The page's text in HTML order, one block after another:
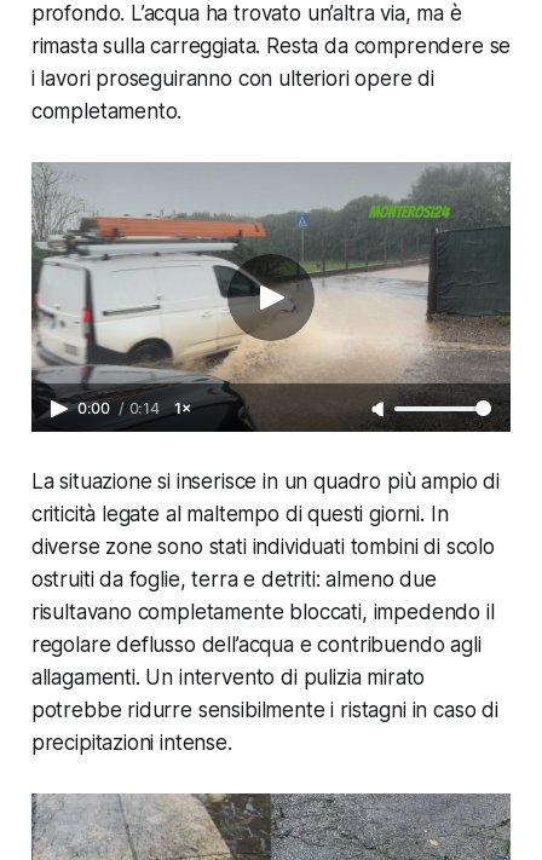
profondo. L’acqua ha trovato un’altra via, ma è
rimasta sulla carreggiata. Resta da comprendere se
i lavori proseguiranno con ulteriori opere di
completamento.
0:00 / 0:14 1×
La situazione si inserisce in un quadro più ampio di
criticità legate al maltempo di questi giorni. In
diverse zone sono stati individuati tombini di scolo
ostruiti da foglie, terra e detriti: almeno due
risultavano completamente bloccati, impedendo il
regolare deflusso dell’acqua e contribuendo agli
allagamenti. Un intervento di pulizia mirato
potrebbe ridurre sensibilmente i ristagni in caso di
precipitazioni intense.